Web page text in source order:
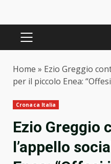
PRIMARY
Home » Ezio Greggio
per il piccolo Enea:
Cronaca Italia
Ezio Greggio
l’appello